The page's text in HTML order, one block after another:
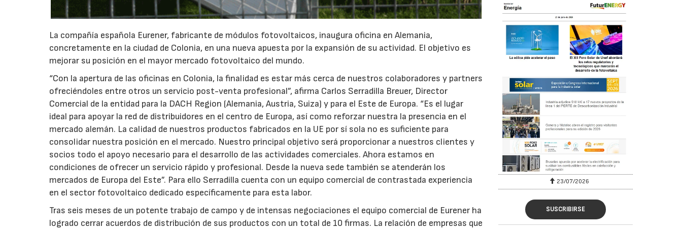
La compañía española Eurener, fabricante de módulos fotovoltaicos, inaugura oficina en Alemania,
concretamente en la ciudad de Colonia, en una nueva apuesta por la expansión de su actividad. El objetivo es
mejorar su posición en el mayor mercado fotovoltaico del mundo.
“Con la apertura de las oficinas en Colonia, la finalidad es estar más cerca de nuestros colaboradores y partners
ofreciéndoles entre otros un servicio post-venta profesional”, afirma Carlos Serradilla Breuer, Director
Comercial de la entidad para la DACH Region (Alemania, Austria, Suiza) y para el Este de Europa. “Es el lugar
ideal para apoyar la red de distribuidores en el centro de Europa, así como reforzar nuestra la presencia en el
mercado alemán. La calidad de nuestros productos fabricados en la UE por sí sola no es suficiente para
consolidar nuestra posición en el mercado. Nuestro principal objetivo será proporcionar a nuestros clientes y
socios todo el apoyo necesario para el desarrollo de las actividades comerciales. Ahora estamos en
condiciones de ofrecer un servicio rápido y profesional. Desde la nueva sede también se atenderán los
mercados de Europa del Este”. Para ello Serradilla cuenta con un equipo comercial de contrastada experiencia
en el sector fotovoltaico dedicado específicamente para esta labor.
Tras seis meses de un potente trabajo de campo y de intensas negociaciones el equipo comercial de Eurener ha
logrado cerrar acuerdos de distribución de sus productos con un total de 10 firmas. La relación de empresas que
23/07/2026 30/07/2026 23/07/2026
SUSCRIBIRSE